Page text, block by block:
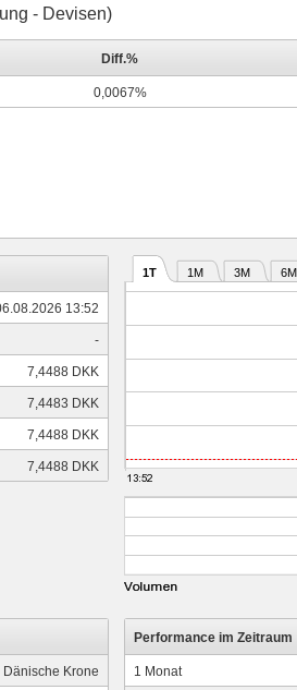
- Devisen)
Diff.%
0,0067%
13:52
-
7,4488 DKK
7,4483 DKK
7,4488 DKK
7,4488 DKK
1T 1M 3M 6M
Dänische Krone
Performance im Zeitraum
1 Monat